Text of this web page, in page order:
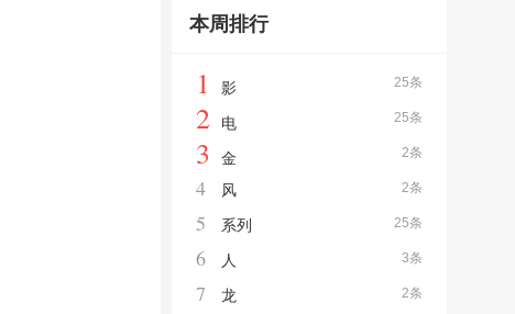
本周排行
25条
1 影
25条
2 电
2条
3 金
2条
4 风
25条
5 系列
3条
6 人
2条
7 龙